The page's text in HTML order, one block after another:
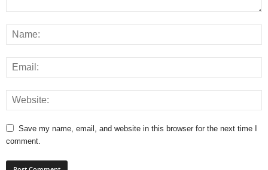
Save my name, email, and website in this browser for the next time I
comment.